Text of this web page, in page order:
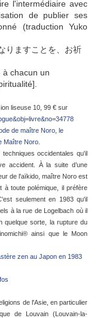
l'intermédiaire avec
de publier ses
(traduction Yuko
りますことを、お祈
à chacun un
liseuse 10, 99 € sur
de maître Noro, le
Maître Noro
occidentales qu'il
accident. À la suite d’une
de l'aïkido, maître Noro est
à toute polémique, il préfère
seulement en 1983 qu'il
à la rue de Logelbach où il
quelque sorte, la rupture du
ainsi que le Moon
zen au Japon en 1983
de l'Asie, en particulier
de Louvain (Louvain-la-